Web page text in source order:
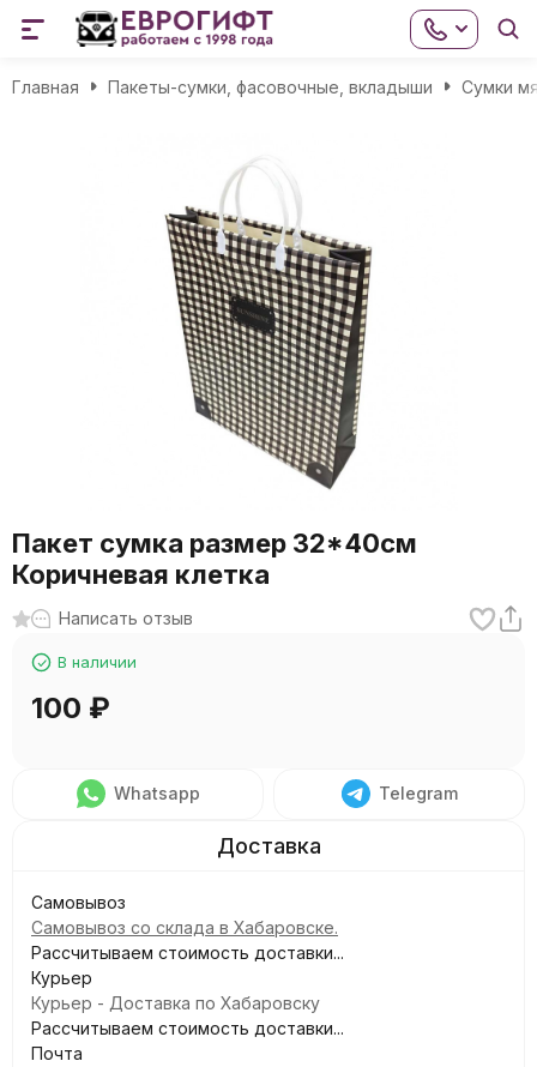
Главная Пакеты-сумки, фасовочные, вкладыши Сумки
Пакет сумка размер 32*40см
Коричневая клетка
Написать отзыв
В наличии
100 ₽
Whatsapp Telegram
Самовывоз
Самовывоз со склада в Хабаровске.
Рассчитываем стоимость доставки...
Курьер
Курьер - Доставка по Хабаровску
Рассчитываем стоимость доставки...
Почта